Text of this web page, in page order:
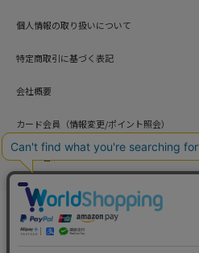
個人情報の取り扱いについて
特定商取引に基づく表記
会社概要
カード会員（情報変更/ポイント照会）